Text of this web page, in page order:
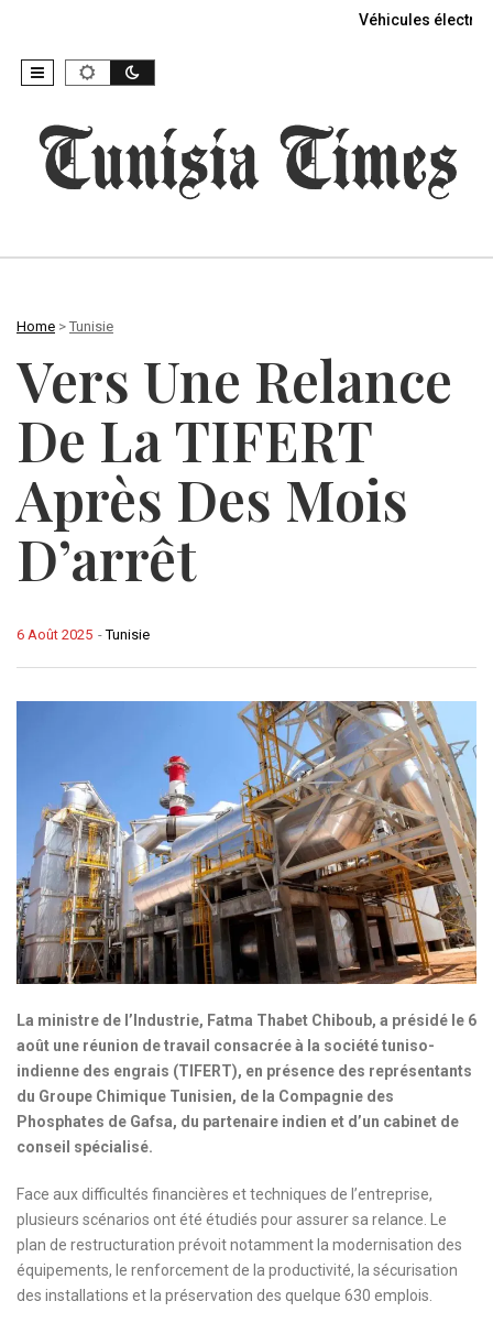
Véhicules
Home > Tunisie
Vers Une Relance
De La TIFERT
Après Des Mois
D’arrêt
-Tunisie
6 Août 2025
La ministre de l’Industrie, Fatma Thabet Chiboub, a présidé le 6
août une réunion de travail consacrée à la société tuniso-
indienne des engrais (TIFERT), en présence des représentants
du Groupe Chimique Tunisien, de la Compagnie des
Phosphates de Gafsa, du partenaire indien et d’un cabinet de
conseil spécialisé.
Face aux difficultés financières et techniques de l’entreprise,
plusieurs scénarios ont été étudiés pour assurer sa relance. Le
plan de restructuration prévoit notamment la modernisation des
équipements, le renforcement de la productivité, la sécurisation
des installations et la préservation des quelque 630 emplois.